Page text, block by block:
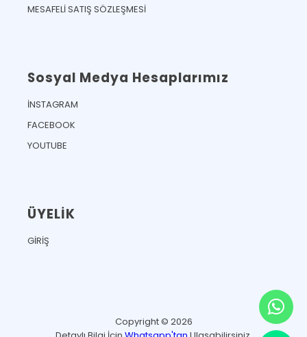
MESAFELİ SATIŞ SÖZLEŞMESİ
Sosyal Medya Hesaplarımız
İNSTAGRAM
FACEBOOK
YOUTUBE
ÜYELİK
GİRİŞ
Copyright © 2026